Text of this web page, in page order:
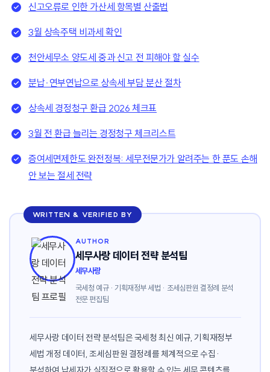
신고오류로 인한 가산세 항목별 산출법
3월 상속주택 비과세 확인
천안세무소 양도세 중과 신고 전 피해야 할 실수
분납·연부연납으로 상속세 부담 분산 절차
상속세 경정청구 환급 2026 체크표
3월 전 환급 늘리는 경정청구 체크리스트
증여세면제한도 완전정복: 세무전문가가 알려주는 한 푼도 손해
안 보는 절세 전략
WRITTEN & VERIFIED BY
AUTHOR
세무사랑 데이터 전략 분석팀
세무사랑
국세청 예규 · 기획재정부 세법 · 조세심판원 결정례 분석
전문 편집팀
세무사랑 데이터 전략 분석팀은 국세청 최신 예규, 기획재정부
세법 개정 데이터, 조세심판원 결정례를 체계적으로 수집·